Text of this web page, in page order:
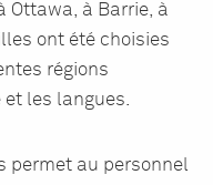
Ottawa, à Barrie, à
ont été choisies
régions
et les langues.
permet au personnel